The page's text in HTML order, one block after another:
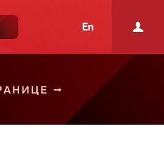
En